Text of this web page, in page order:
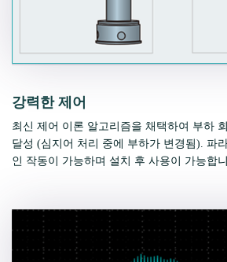
강력한 제어
최신 제어 이론 알고리즘을 채택하여 부하
달성 (심지어 처리 중에 부하가 변경됨). 파
인 작동이 가능하며 설치 후 사용이 가능합